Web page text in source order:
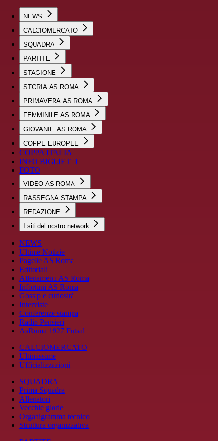
NEWS
CALCIOMERCATO
SQUADRA
PARTITE
STAGIONE
STORIA AS ROMA
PRIMAVERA AS ROMA
FEMMINILE AS ROMA
GIOVANILI AS ROMA
COPPE EUROPEE
COPPA ITALIA
INFO BIGLIETTI
FOTO
VIDEO AS ROMA
RASSEGNA STAMPA
REDAZIONE
I siti del nostro network
NEWS
Ultime Notizie
Pagelle AS Roma
Editoriali
Allenamenti AS Roma
Infortuni AS Roma
Gossip e curiosità
Interviste
Conferenze stampa
Radio Pensieri
AsRoma 1927 Futsal
CALCIOMERCATO
Ultimissime
Ufficializzazioni
SQUADRA
Prima Squadra
Allenatori
Vecchie glorie
Organigramma tecnico
Struttura organizzativa